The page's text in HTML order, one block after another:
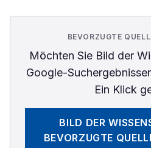
BEVORZUGTE
Möchten Sie Bild der
Google-
Ein Klick
BILD DER
BEVORZUGTE